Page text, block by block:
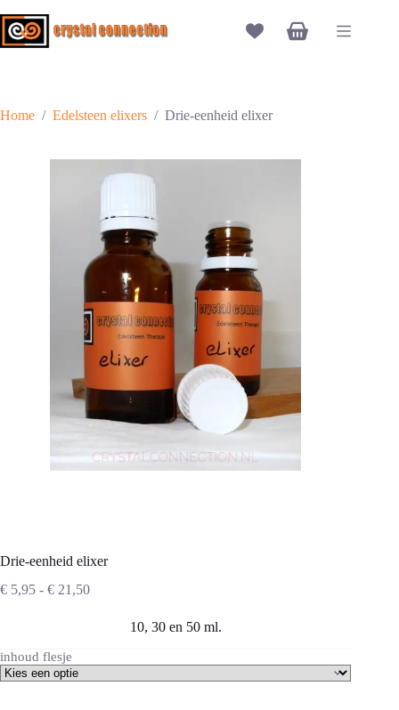
naar
de
Winkelwagen
Home / Edelsteen elixers / Drie-eenheid elixer
Drie-eenheid elixer
€ 5,95 - € 21,50Prijsklasse:
€ 21,50
10, 30 en 50 ml.
inhoud flesje